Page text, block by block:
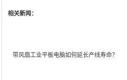
相关新闻：
带风扇工业平板电脑如何延长产线寿命？